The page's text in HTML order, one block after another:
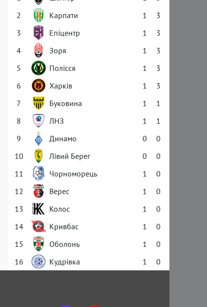
2
Карпати 1
3
3
Епіцентр 1
3
4
Зоря 1
3
5
Полісся 1
3
6
Харків 1
3
7
Буковина 1
1
8
ЛНЗ 1
1
9
Динамо 0
0
10
Лівий Берег 0
0
11
Чорноморець 1
0
12
Верес 1
0
13
Колос 1
0
14
Кривбас 1
0
15
Оболонь 1
0
16
Кудрівка 1 0